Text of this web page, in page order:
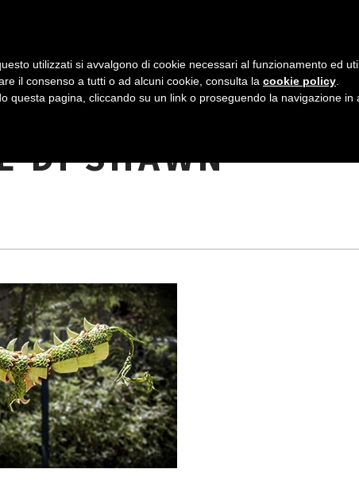
A
V
G
I
O
N
E
P
R
I
N
C
E DRAGHI DI
DI SHAWN
utilizzati si avvalgono di cookie necessari al funzionamento ed
il consenso a tutti o ad alcuni cookie, consulta la cookie policy
questa pagina, cliccando su un link o proseguendo la navigazione in